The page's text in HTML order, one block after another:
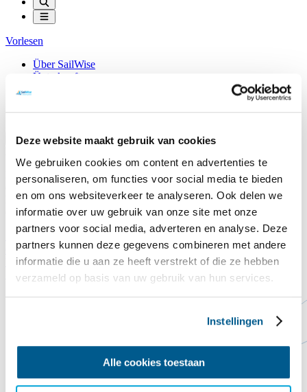
Deze website maakt gebruik van cookies
We gebruiken cookies om content en advertenties te
personaliseren, om functies voor social media te bieden
en om ons websiteverkeer te analyseren. Ook delen we
informatie over uw gebruik van onze site met onze
partners voor social media, adverteren en analyse. Deze
partners kunnen deze gegevens combineren met andere
informatie die u aan ze heeft verstrekt of die ze hebben
verzameld op basis van uw gebruik van hun services.
Instellingen
Alle cookies toestaan
Vorlesen
Über SailWise
Ünterkunfte
Shop
Nach Jahren, in denen es Wind und Wetter ausgesetzt war, lässt uns
das Dach des Kommandantenhauses buchstäblich im Stich. Das
Dach ist undicht, die derzeitigen Dachziegel sind abgenutzt und eine
ordentliche Dämmung fehlt noch gänzlich.
Spende hier
Contact
Steun ons
Vorlesen
Startseite
Poeisz Supermarkt